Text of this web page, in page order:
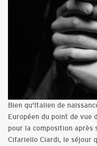
Bien qu'Italien de
Européen du point de vue
pour la composition après
Cifariello Ciardi, le séjour